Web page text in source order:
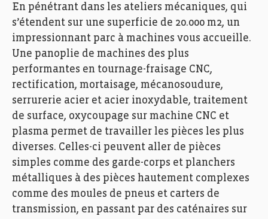
En pénétrant dans les ateliers mécaniques, qui
s’étendent sur une superficie de 20.000 m2, un
impressionnant parc à machines vous accueille.
Une panoplie de machines des plus
performantes en tournage-fraisage CNC,
rectification, mortaisage, mécanosoudure,
serrurerie acier et acier inoxydable, traitement
de surface, oxycoupage sur machine CNC et
plasma permet de travailler les pièces les plus
diverses. Celles-ci peuvent aller de pièces
simples comme des garde-corps et planchers
métalliques à des pièces hautement complexes
comme des moules de pneus et carters de
transmission, en passant par des caténaires sur